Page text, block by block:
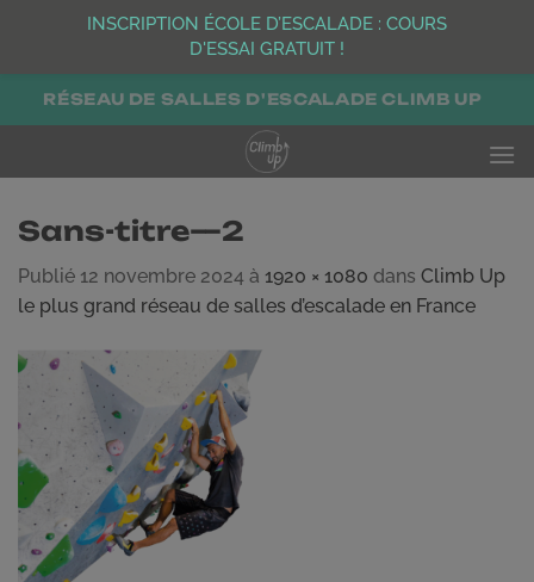
PasserRÉSEAU DE SALLES D'ESCALADE CLIMB UP
Sans-titre—2
Publié 12 novembre 2024 à 1920 × 1080 dans Climb Up
le plus grand réseau de salles d’escalade en France
INSCRIPTION ÉCOLE D’ESCALADE : COURS
D'ESSAI GRATUIT !